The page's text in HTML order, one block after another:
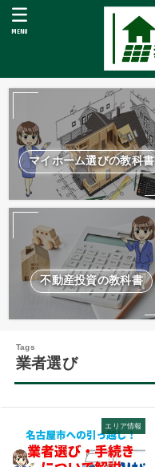
MENU
マイホーム選びの教科書
不動産投資の教科書
業者選び
エリア情報